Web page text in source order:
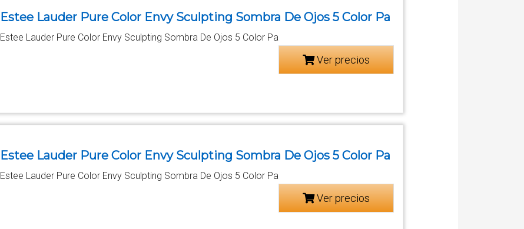
Estee Lauder Pure Color Envy Sculpting Sombra De Ojos 5 Color Pa
Estee Lauder Pure Color Envy Sculpting Sombra De Ojos 5 Color Pa
Ver precios
Estee Lauder Pure Color Envy Sculpting Sombra De Ojos 5 Color Pa
Estee Lauder Pure Color Envy Sculpting Sombra De Ojos 5 Color Pa
Ver precios